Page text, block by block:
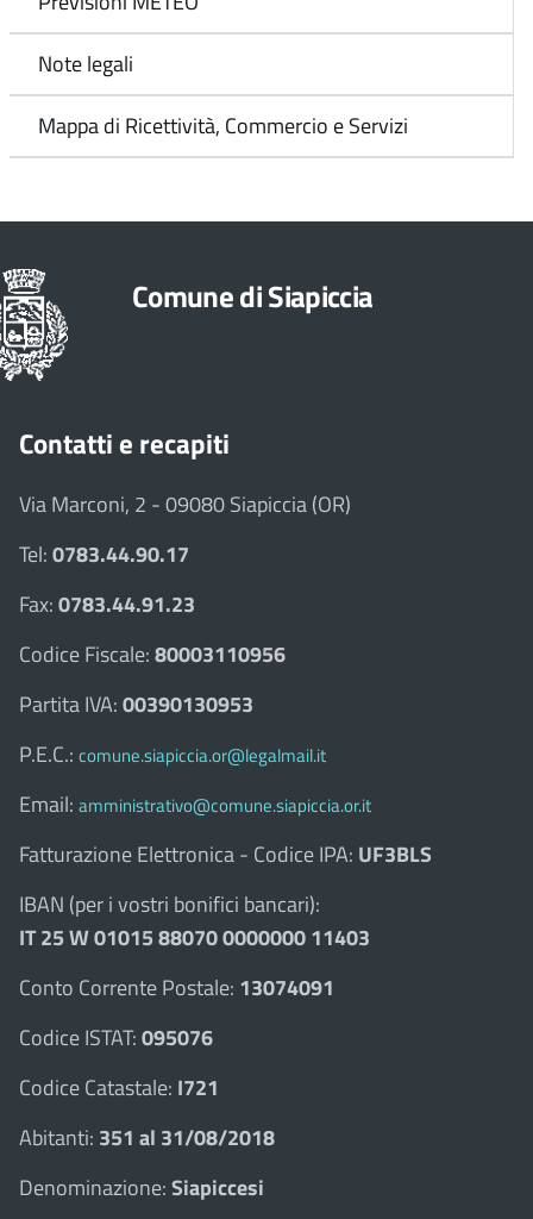
Note legali
Mappa di Ricettività, Commercio e Servizi
Comune di Siapiccia
Contatti e recapiti
Via Marconi, 2 - 09080 Siapiccia (OR)
Tel:0783.44.90.17
Fax:0783.44.91.23
Codice Fiscale:80003110956
Partita IVA:00390130953
P.E.C.: comune.siapiccia.or@legalmail.it
Email: amministrativo@comune.siapiccia.or.it
Fatturazione Elettronica - Codice IPA: UF3BLS
IBAN (per i vostri bonifici bancari):
IT 25 W 01015 88070 0000000 11403
Conto Corrente Postale: 13074091
Codice ISTAT:095076
Codice Catastale: I721
Abitanti: 351 al 31/08/2018
Denominazione:Siapiccesi